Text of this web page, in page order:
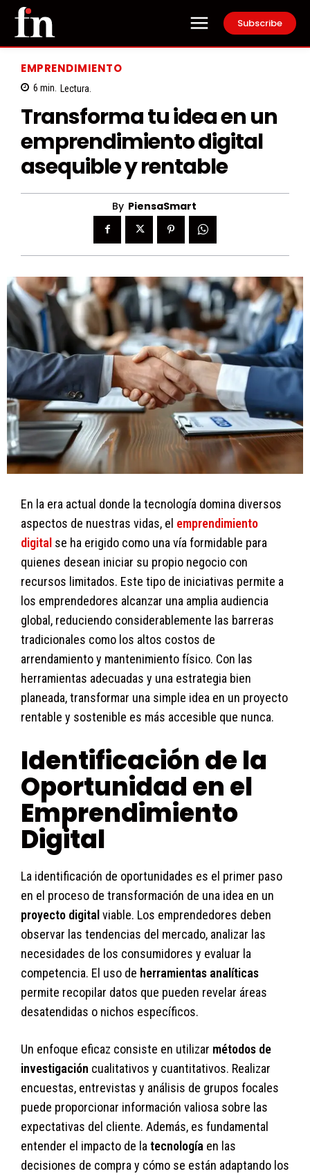
Subscribe
EMPRENDIMIENTO
6 min. Lectura.
Transforma tu idea en un
emprendimiento digital
asequible y rentable
By PiensaSmart
En la era actual donde la tecnología domina diversos
aspectos de nuestras vidas, el emprendimiento
digital se ha erigido como una vía formidable para
quienes desean iniciar su propio negocio con
recursos limitados. Este tipo de iniciativas permite a
los emprendedores alcanzar una amplia audiencia
global, reduciendo considerablemente las barreras
tradicionales como los altos costos de
arrendamiento y mantenimiento físico. Con las
herramientas adecuadas y una estrategia bien
planeada, transformar una simple idea en un proyecto
rentable y sostenible es más accesible que nunca.
Identificación de la
Oportunidad en el
Emprendimiento
Digital
La identificación de oportunidades es el primer paso
en el proceso de transformación de una idea en un
proyecto digitalviable. Los emprendedores deben
observar las tendencias del mercado, analizar las
necesidades de los consumidores y evaluar la
competencia. El uso de herramientas analíticas
permite recopilar datos que pueden revelar áreas
desatendidas o nichos específicos.
Un enfoque eficaz consiste en utilizar métodos de
investigación cualitativos y cuantitativos. Realizar
encuestas, entrevistas y análisis de grupos focales
puede proporcionar información valiosa sobre las
expectativas del cliente. Además, es fundamental
entender el impacto de la tecnología en las
decisiones de compra y cómo se están adaptando los